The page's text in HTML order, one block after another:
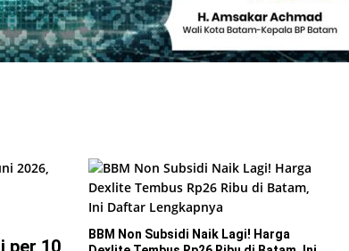
per 10
BBM Non Subsidi Naik Lagi! Harga